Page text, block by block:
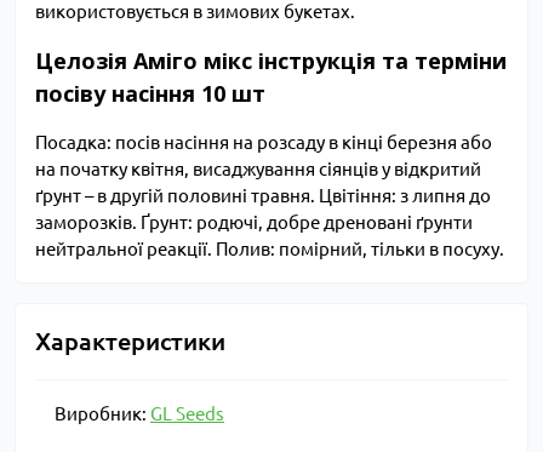
використовується в зимових букетах.
Целозія Аміго мікс інструкція та терміни
посіву насіння 10 шт
Посадка: посів насіння на розсаду в кінці березня або
на початку квітня, висаджування сіянців у відкритий
ґрунт – в другій половині травня. Цвітіння: з липня до
заморозків. Ґрунт: родючі, добре дреновані ґрунти
нейтральної реакції. Полив: помірний, тільки в посуху.
Характеристики
Виробник: GL Seeds